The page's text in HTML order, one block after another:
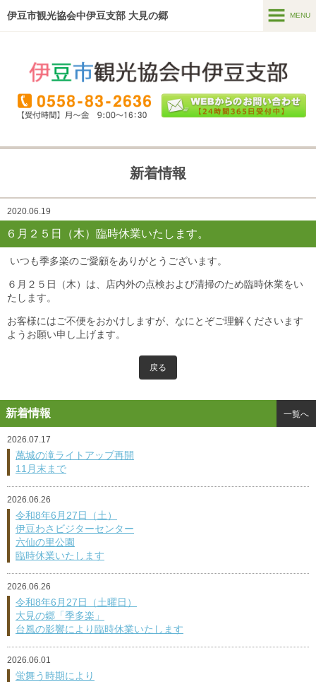
伊豆市観光協会中伊豆支部 大見の郷 MENU
ホーム
温泉・宿泊
新着情報
2020.06.19
６月２５日（木）臨時休業いたします。
いつも季多楽のご愛顧をありがとうございます。
６月２５日（木）は、店内外の点検および清掃のため臨時休業をい
たします。
お客様にはご不便をおかけしますが、なにとぞご理解くださいます
ようお願い申し上げます。
戻る
新着情報 一覧へ
2026.07.17
萬城の滝ライトアップ再開
11月末まで
2026.06.26
令和8年6月27日（土）
伊豆わさビジターセンター
六仙の里公園
臨時休業いたします
2026.06.26
令和8年6月27日（土曜日）
大見の郷「季多楽」
台風の影響により臨時休業いたします
2026.06.01
蛍舞う時期により